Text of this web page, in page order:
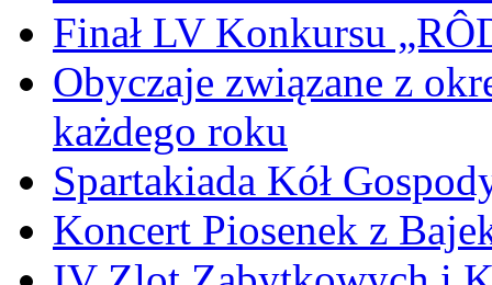
Finał LV Konkursu
Obyczaje związane z
każdego roku
Spartakiada Kół
Koncert Piosenek z